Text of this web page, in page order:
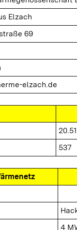
Elzach
69
elzach.de
537
4